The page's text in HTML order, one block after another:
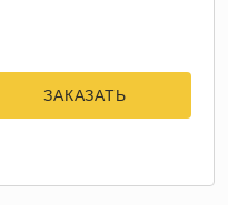
ЗАКАЗАТЬ